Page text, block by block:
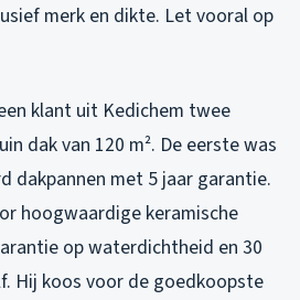
merk en dikte. Let vooral op
klant uit Kedichem twee
dak van 120 m². De eerste was
dakpannen met 5 jaar garantie.
hoogwaardige keramische
op waterdichtheid en 30
Hij koos voor de goedkoopste